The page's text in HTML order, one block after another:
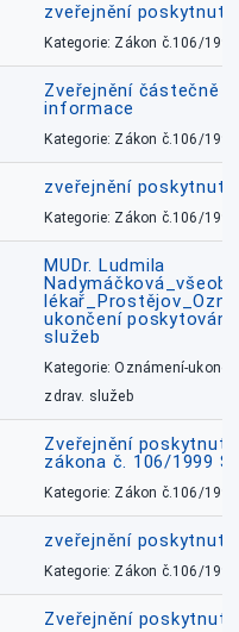
zveřejnění
Kategorie: Zákon č.106/1999
Zveřejnění částečně
informace
Kategorie: Zákon č.106/1999
zveřejnění
Kategorie: Zákon č.106/1999
MUDr. Ludmila
ukončení
služeb
Kategorie: Oznámení-
zdrav. služeb
Zveřejnění
zákona č. 106/1999
Kategorie: Zákon č.106/1999
zveřejnění
Kategorie: Zákon č.106/1999
Zveřejnění